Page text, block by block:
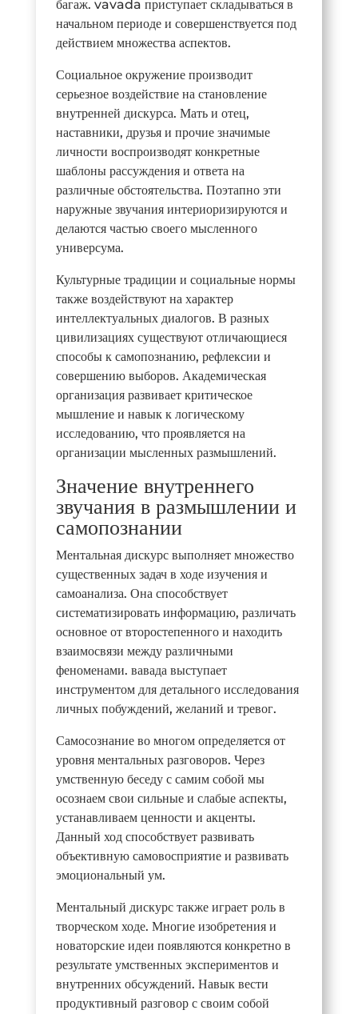
багаж. vavada приступает складываться в
начальном периоде и совершенствуется под
действием множества аспектов.
Социальное окружение производит
серьезное воздействие на становление
внутренней дискурса. Мать и отец,
наставники, друзья и прочие значимые
личности воспроизводят конкретные
шаблоны рассуждения и ответа на
различные обстоятельства. Поэтапно эти
наружные звучания интериоризируются и
делаются частью своего мысленного
универсума.
Культурные традиции и социальные нормы
также воздействуют на характер
интеллектуальных диалогов. В разных
цивилизациях существуют отличающиеся
способы к самопознанию, рефлексии и
совершению выборов. Академическая
организация развивает критическое
мышление и навык к логическому
исследованию, что проявляется на
организации мысленных размышлений.
Значение внутреннего
звучания в размышлении и
самопознании
Ментальная дискурс выполняет множество
существенных задач в ходе изучения и
самоанализа. Она способствует
систематизировать информацию, различать
основное от второстепенного и находить
взаимосвязи между различными
феноменами. вавада выступает
инструментом для детального исследования
личных побуждений, желаний и тревог.
Самосознание во многом определяется от
уровня ментальных разговоров. Через
умственную беседу с самим собой мы
осознаем свои сильные и слабые аспекты,
устанавливаем ценности и акценты.
Данный ход способствует развивать
объективную самовосприятие и развивать
эмоциональный ум.
Ментальный дискурс также играет роль в
творческом ходе. Многие изобретения и
новаторские идеи появляются конкретно в
результате умственных экспериментов и
внутренних обсуждений. Навык вести
продуктивный разговор с своим собой